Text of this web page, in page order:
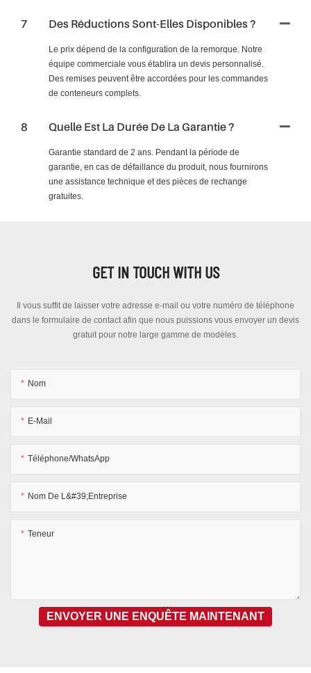
7 Des Réductions Sont-Elles Disponibles ?
Le prix dépend de la configuration de la remorque. Notre
équipe commerciale vous établira un devis personnalisé.
Des remises peuvent être accordées pour les commandes
de conteneurs complets.
8 Quelle Est La Durée De La Garantie ?
Garantie standard de 2 ans. Pendant la période de
garantie, en cas de défaillance du produit, nous fournirons
une assistance technique et des pièces de rechange
gratuites.
GET IN TOUCH WITH US
Il vous suffit de laisser votre adresse e-mail ou votre numéro de téléphone
dans le formulaire de contact afin que nous puissions vous envoyer un devis
gratuit pour notre large gamme de modèles.
Nom
E-Mail
Téléphone/WhatsApp
Nom De L&#39;entreprise
Teneur
ENVOYER UNE ENQUÊTE MAINTENANT